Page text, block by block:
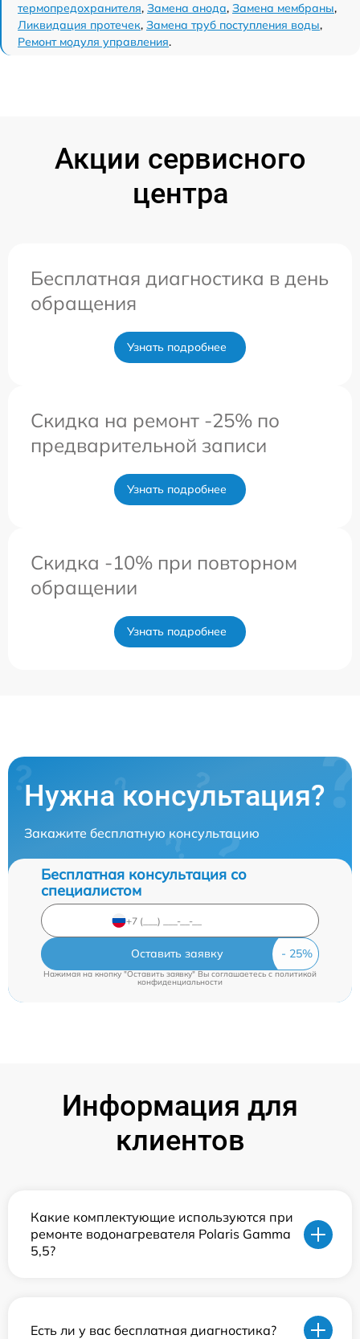
термопредохранителя, Замена анода, Замена мембраны,
Ликвидация протечек, Замена труб поступления воды,
Ремонт модуля управления.
Акции сервисного
центра
Бесплатная диагностика в день
обращения
Узнать подробнее
Скидка на ремонт -25% по
предварительной записи
Узнать подробнее
Скидка -10% при повторном
обращении
Узнать подробнее
Нужна консультация?
Закажите бесплатную консультацию
Бесплатная консультация со
специалистом
Оставить заявку
Нажимая на кнопку "Оставить заявку" Вы соглашаетесь cполитикой
конфиденциальности
Информация для
клиентов
Какие комплектующие используются при
ремонте водонагревателя Polaris Gamma
5,5?
Есть ли у вас бесплатная диагностика?